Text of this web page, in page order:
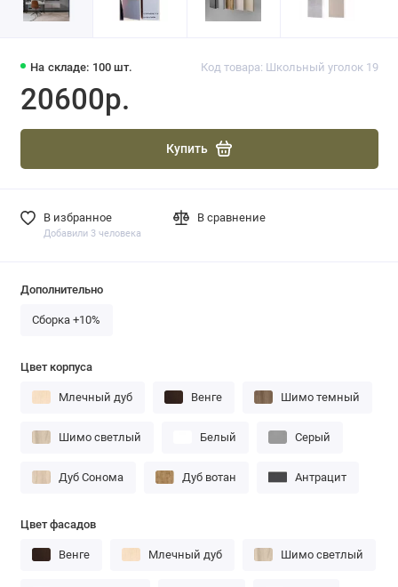
На складе: 100 шт. Код товара: Школьный уголок 19
20600р.
Купить
В избранное
Добавили 3 человека
В сравнение
Дополнительно
Сборка +10%
Цвет корпуса
Млечный дуб Венге Шимо темный
Шимо светлый Белый Серый
Дуб Сонома Дуб вотан Антрацит
Цвет фасадов
Венге Млечный дуб Шимо светлый